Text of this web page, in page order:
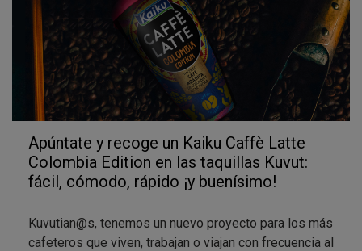
Apúntate y recoge un Kaiku Caffè Latte
Colombia Edition en las taquillas Kuvut:
fácil, cómodo, rápido ¡y buenísimo!
Kuvutian@s, tenemos un nuevo proyecto para los más
cafeteros que viven, trabajan o viajan con frecuencia al